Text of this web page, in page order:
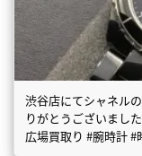
渋谷店にてシャネル
りがとうございまし
広場買取り #腕時計